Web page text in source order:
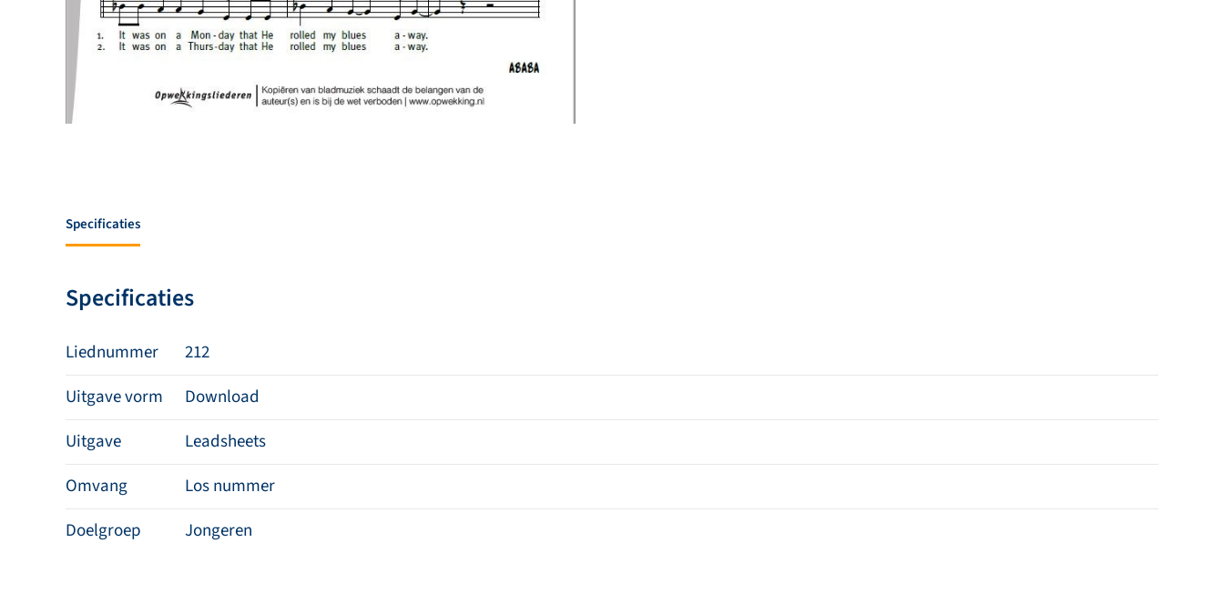
Specificaties
Specificaties
Liednummer
212
Uitgave vorm
Download
Uitgave
Leadsheets
Omvang
Los nummer
Doelgroep
Jongeren